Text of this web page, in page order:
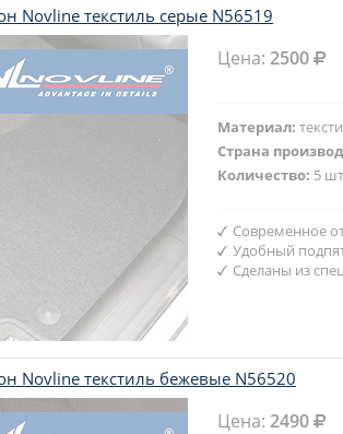
Novline текстиль серые N56519
Цена:2500
Материал:
Страна
Количество: 5
Современное
Удобный
Сделаны из
Novline текстиль бежевые N56520
Цена:2490